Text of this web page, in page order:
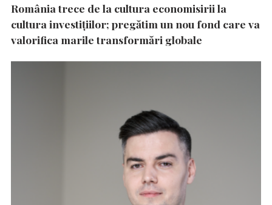
România trece de la cultura economisirii la
cultura investițiilor; pregătim un nou fond care va
valorifica marile transformări globale